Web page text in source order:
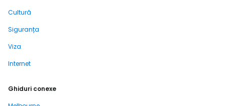
Cultură
Siguranța
Viza
Internet
Ghiduri conexe